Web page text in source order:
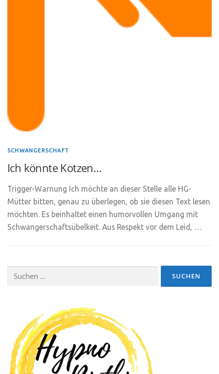
SCHWANGERSCHAFT
Ich könnte Kotzen…
Trigger-Warnung Ich möchte an dieser Stelle alle HG-
Mütter bitten, genau zu überlegen, ob sie diesen Text lesen
möchten. Es beinhaltet einen humorvollen Umgang mit
Schwangerschaftsübelkeit. Aus Respekt vor dem Leid, …
Suchen